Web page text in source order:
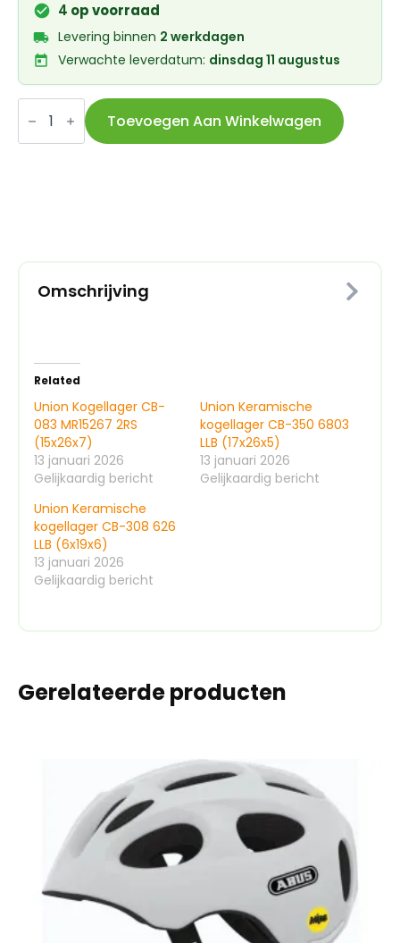
4 op voorraad
Levering binnen 2 werkdagen
Verwachte leverdatum: dinsdag 11 augustus
Union
Keramische
kogellager
CB-
Toevoegen Aan Winkelwagen
Omschrijving
Related
Union Kogellager CB-
083 MR15267 2RS
(15x26x7)
13 januari 2026
Gelijkaardig bericht
Union Keramische
kogellager CB-350 6803
LLB (17x26x5)
13 januari 2026
Gelijkaardig bericht
Union Keramische
kogellager CB-308 626
LLB (6x19x6)
13 januari 2026
Gelijkaardig bericht
Gerelateerde producten